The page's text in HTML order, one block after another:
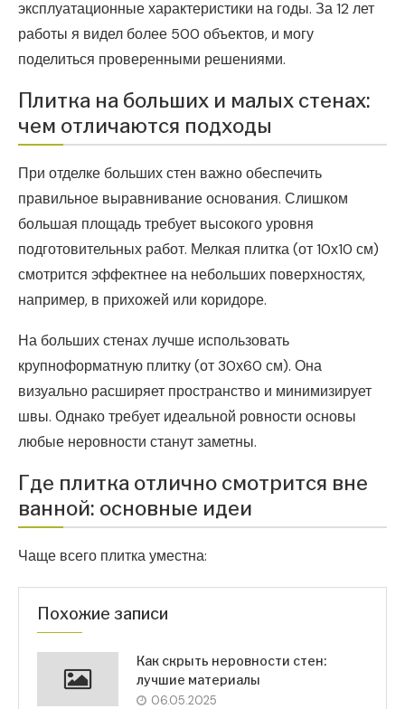
эксплуатационные характеристики на годы. За 12 лет
работы я видел более 500 объектов, и могу
поделиться проверенными решениями.
Плитка на больших и малых стенах:
чем отличаются подходы
При отделке больших стен важно обеспечить
правильное выравнивание основания. Слишком
большая площадь требует высокого уровня
подготовительных работ. Мелкая плитка (от 10х10 см)
смотрится эффектнее на небольших поверхностях,
например, в прихожей или коридоре.
На больших стенах лучше использовать
крупноформатную плитку (от 30х60 см). Она
визуально расширяет пространство и минимизирует
швы. Однако требует идеальной ровности основы
любые неровности станут заметны.
Где плитка отлично смотрится вне
ванной: основные идеи
Чаще всего плитка уместна:
Похожие записи
Как скрыть неровности стен:
лучшие материалы
06.05.2025